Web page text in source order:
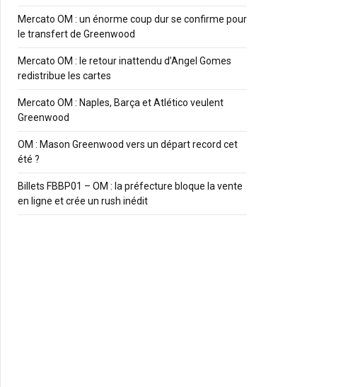
Mercato OM : un énorme coup dur se confirme pour
le transfert de Greenwood
Mercato OM : le retour inattendu d’Angel Gomes
redistribue les cartes
Mercato OM : Naples, Barça et Atlético veulent
Greenwood
OM : Mason Greenwood vers un départ record cet
été ?
Billets FBBP01 – OM : la préfecture bloque la vente
en ligne et crée un rush inédit